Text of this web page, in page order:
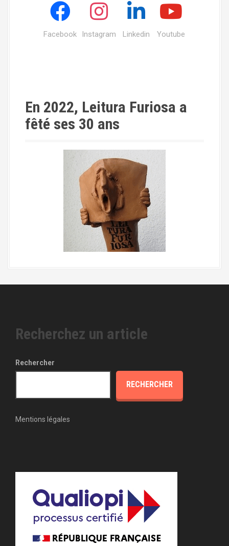
Facebook Instagram Linkedin Youtube
En 2022, Leitura Furiosa a
fêté ses 30 ans
Recherchez un article
Rechercher
RECHERCHER
Mentions légales